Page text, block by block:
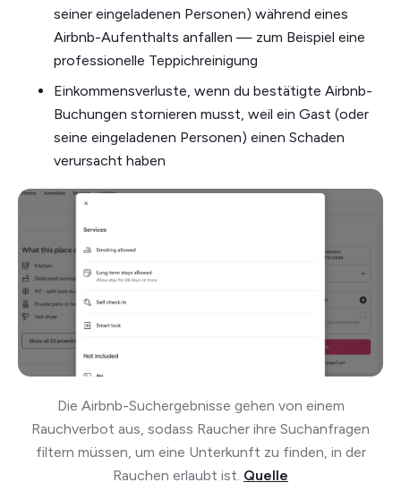
seiner eingeladenen Personen) während eines
Airbnb-Aufenthalts anfallen — zum Beispiel eine
professionelle Teppichreinigung
Einkommensverluste, wenn du bestätigte Airbnb-
Buchungen stornieren musst, weil ein Gast (oder
seine eingeladenen Personen) einen Schaden
verursacht haben
Die Airbnb-Suchergebnisse gehen von einem
Rauchverbot aus, sodass Raucher ihre Suchanfragen
filtern müssen, um eine Unterkunft zu finden, in der
Rauchen erlaubt ist. Quelle